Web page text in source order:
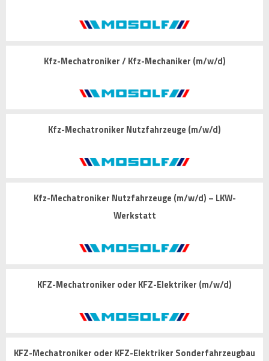
Kfz-Mechatroniker / Kfz-Mechaniker (m/w/d)
Kfz-Mechatroniker Nutzfahrzeuge (m/w/d)
Kfz-Mechatroniker Nutzfahrzeuge (m/w/d) – LKW-
Werkstatt
KFZ-Mechatroniker oder KFZ-Elektriker (m/w/d)
KFZ-Mechatroniker oder KFZ-Elektriker Sonderfahrzeugbau